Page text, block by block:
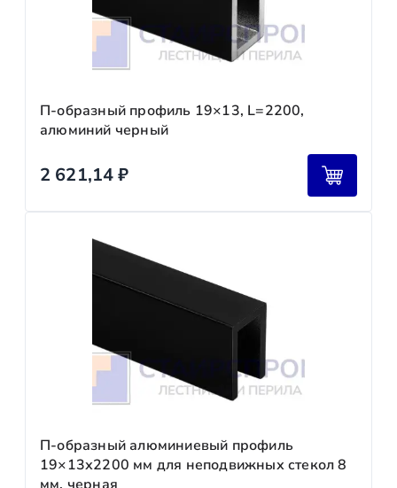
П-образный профиль 19×13, L=2200,
алюминий черный
2 621,14₽
П-образный алюминиевый профиль
19×13х2200 мм для неподвижных стекол 8